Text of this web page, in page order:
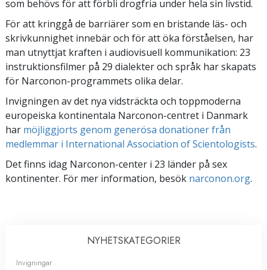
som behövs för att förbli drogfria under hela sin livstid.
För att kringgå de barriärer som en bristande läs- och
skrivkunnighet innebär och för att öka förståelsen, har
man utnyttjat kraften i audiovisuell kommunikation: 23
instruktionsfilmer på 29 dialekter och språk har skapats
för Narconon-programmets olika delar.
Invigningen av det nya vidsträckta och toppmoderna
europeiska kontinentala Narconon-centret i Danmark
har möjliggjorts genom generösa donationer från
medlemmar i International Association of Scientologists.
Det finns idag Narconon-center i 23 länder på sex
kontinenter. För mer information, besök narconon.org.
NYHETS­KATEGORIER
Invigningar